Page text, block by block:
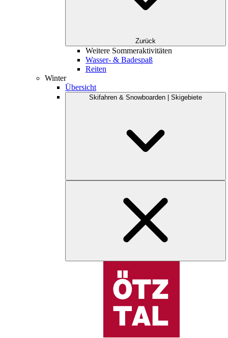
Zurück
Weitere Sommeraktivitäten
Wasser- & Badespaß
Reiten
Winter
Übersicht
Skifahren & Snowboarden | Skigebiete